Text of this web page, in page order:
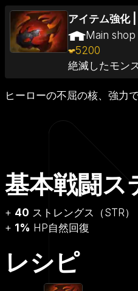
アイテム強化|
Main shop
5200
絶滅したモン
ヒーローの不屈の核、強力
基本戦闘ス
+ 40 ストレングス（STR）
+ 1% HP自然回復
レシピ